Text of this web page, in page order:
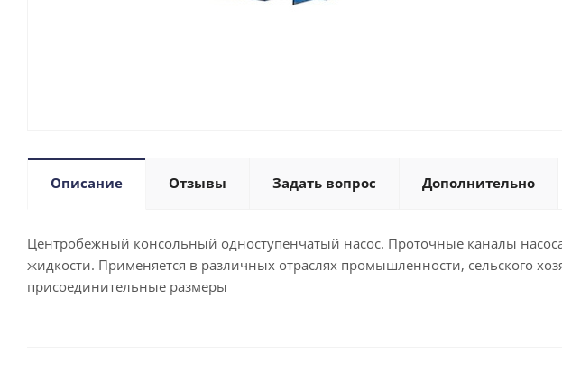
Описание Отзывы Задать вопрос Дополнительно
Центробежный консольный одноступенчатый насос. Проточные каналы
жидкости. Применяется в различных отраслях промышленности, сельского
присоединительные размеры